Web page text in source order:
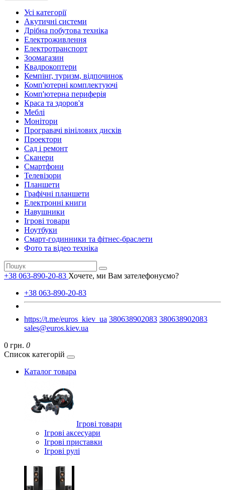
Усі категорії
Акутичні системи
Дрібна побутова техніка
Електроживлення
Електротранспорт
Зоомагазин
Квадрокоптери
Кемпінг, туризм, відпочинок
Комп'ютерні комплектуючі
Комп'ютерна периферія
Краса та здоров'я
Меблі
Монітори
Програвачі вінілових дисків
Проектори
Сад і ремонт
Сканери
Смартфони
Телевізори
Планшети
Графічні планшети
Електронні книги
Навушники
Ігрові товари
Ноутбуки
Смарт-годинники та фітнес-браслети
Фото та відео техніка
+38 063-890-20-83 Хочете, ми Вам зателефонуємо?
+38 063-890-20-83
https://t.me/euros_kiev_ua 380638902083 380638902083
sales@euros.kiev.ua
0 грн. 0
Список категорій
Каталог товара
Ігрові товари
Ігрові аксесуари
Ігрові приставки
Ігрові рулі